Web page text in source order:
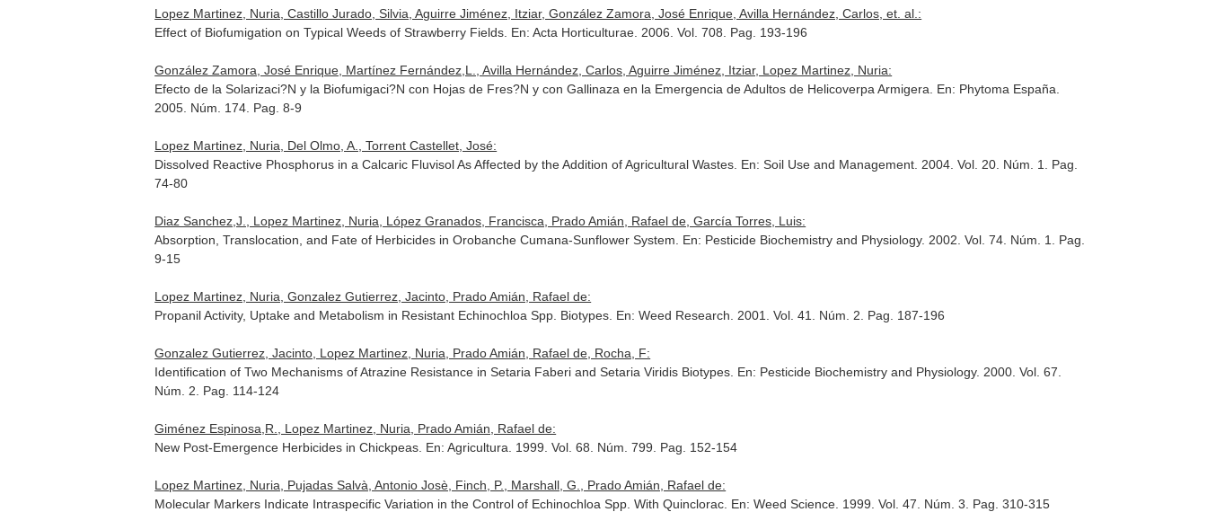
Lopez Martinez, Nuria, Castillo Jurado, Silvia, Aguirre Jiménez, Itziar, González Zamora, José Enrique, Avilla Hernández, Carlos, et. al.:
Effect of Biofumigation on Typical Weeds of Strawberry Fields. En: Acta Horticulturae . 2006. Vol. 708. Pag. 193-196
González Zamora, José Enrique, Martínez Fernández,L., Avilla Hernández, Carlos, Aguirre Jiménez, Itziar, Lopez Martinez, Nuria:
Efecto de la Solarizaci?N y la Biofumigaci?N con Hojas de Fres?N y con Gallinaza en la Emergencia de Adultos de Helicoverpa Armigera. En: Phytoma España
2005. Núm. 174. Pag. 8-9
Lopez Martinez, Nuria, Del Olmo, A., Torrent Castellet, José:
Dissolved Reactive Phosphorus in a Calcaric Fluvisol As Affected by the Addition of Agricultural Wastes. En: Soil Use and Management . 2004. Vol. 20. Núm. 1. Pag.
74-80
Diaz Sanchez,J., Lopez Martinez, Nuria, López Granados, Francisca, Prado Amián, Rafael de, García Torres, Luis:
Absorption, Translocation, and Fate of Herbicides in Orobanche Cumana-Sunflower System. En: Pesticide Biochemistry and Physiology. 2002. Vol. 74. Núm. 1. Pag.
9-15
Lopez Martinez, Nuria, Gonzalez Gutierrez, Jacinto, Prado Amián, Rafael de:
Propanil Activity, Uptake and Metabolism in Resistant Echinochloa Spp. Biotypes. En: Weed Research . 2001. Vol. 41. Núm. 2. Pag. 187-196
Gonzalez Gutierrez, Jacinto, Lopez Martinez, Nuria, Prado Amián, Rafael de, Rocha, F:
Identification of Two Mechanisms of Atrazine Resistance in Setaria Faberi and Setaria Viridis Biotypes. En: Pesticide Biochemistry and Physiology. 2000. Vol. 67.
Núm. 2. Pag. 114-124
Giménez Espinosa,R., Lopez Martinez, Nuria, Prado Amián, Rafael de:
New Post-Emergence Herbicides in Chickpeas. En: Agricultura . 1999. Vol. 68. Núm. 799. Pag. 152-154
Lopez Martinez, Nuria, Pujadas Salvà, Antonio Josè, Finch, P., Marshall, G., Prado Amián, Rafael de:
Molecular Markers Indicate Intraspecific Variation in the Control of Echinochloa Spp. With Quinclorac. En: Weed Science . 1999. Vol. 47. Núm. 3. Pag. 310-315